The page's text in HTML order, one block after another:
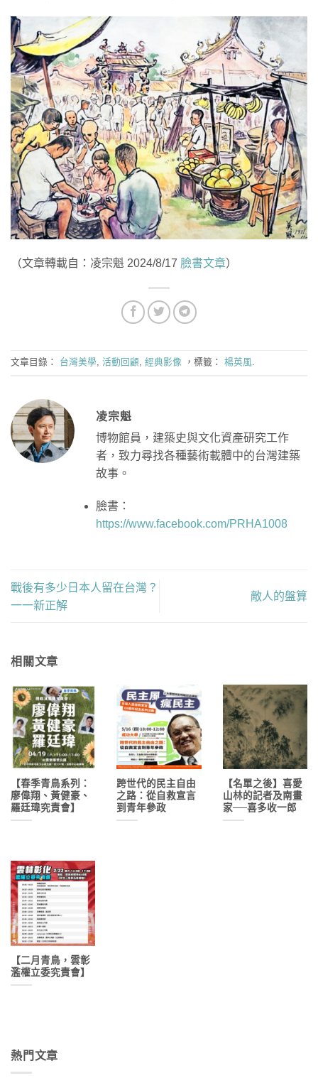
（文章轉載自：凌宗魁 2024/8/17 臉書文章）
文章目錄： 台灣美學, 活動回顧, 經典影像 ，標籤： 楊英風.
凌宗魁
博物館員，建築史與文化資產研究工作
者，致力尋找各種藝術載體中的台灣建築
故事。
臉書：
https://www.facebook.com/PRHA1008
戰後有多少日本人留在台灣？
一一新正解
敵人的盤算
相關文章
【春季青鳥系列：
廖偉翔、黃健豪、
羅廷瑋究責會】
跨世代的民主自由
之路：從自救宣言
到青年參政
【名單之後】喜愛
山林的記者及南畫
家──喜多收一郎
【二月青鳥，雲彰
濫權立委究責會】
熱門文章